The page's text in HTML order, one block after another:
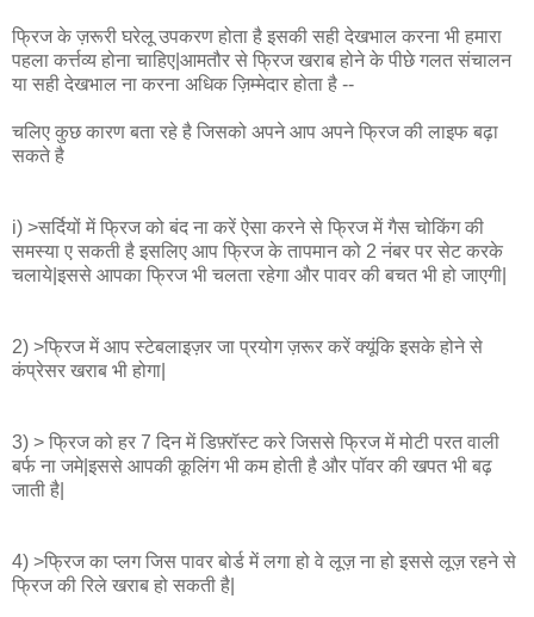
फ्रिज के ज़रूरी घरेलू उपकरण होता है इसकी सही देखभाल करना भी हमारा
पहला कर्त्तव्य होना चाहिए|आमतौर से फ्रिज खराब होने के पीछे गलत संचालन
या सही देखभाल ना करना अधिक ज़िम्मेदार होता है --
चलिए कुछ कारण बता रहे है जिसको अपने आप अपने फ्रिज की लाइफ बढ़ा
सकते है
i) >सर्दियों में फ्रिज को बंद ना करें ऐसा करने से फ्रिज में गैस चोकिंग की
समस्या ए सकती है इसलिए आप फ्रिज के तापमान को 2 नंबर पर सेट करके
चलाये|इससे आपका फ्रिज भी चलता रहेगा और पावर की बचत भी हो जाएगी|
2) >फ्रिज में आप स्टेबलाइज़र जा प्रयोग ज़रूर करें क्यूंकि इसके होने से
कंप्रेसर खराब भी होगा|
3) > फ्रिज को हर 7 दिन में डिफ़्रॉस्ट करे जिससे फ्रिज में मोटी परत वाली
बर्फ ना जमे|इससे आपकी कूलिंग भी कम होती है और पॉवर की खपत भी बढ़
जाती है|
4) >फ्रिज का प्लग जिस पावर बोर्ड में लगा हो वे लूज़ ना हो इससे लूज़ रहने से
फ्रिज की रिले खराब हो सकती है|